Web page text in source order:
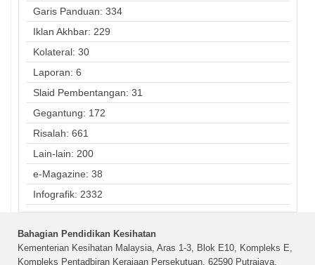
Garis Panduan: 334
Iklan Akhbar: 229
Kolateral: 30
Laporan: 6
Slaid Pembentangan: 31
Gegantung: 172
Risalah: 661
Lain-lain: 200
e-Magazine: 38
Infografik: 2332
Bahagian Pendidikan Kesihatan
Kementerian Kesihatan Malaysia, Aras 1-3, Blok E10, Kompleks E,
Kompleks Pentadbiran Kerajaan Persekutuan, 62590 Putrajaya,